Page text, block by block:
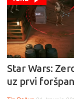
Star Wars:
uz prvi foršpan